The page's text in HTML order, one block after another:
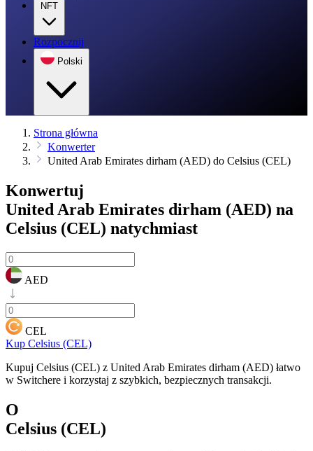
NFT
Rozpocznij
Polski
Strona główna
Konwerter
United Arab Emirates dirham (AED) do Celsius (CEL)
Konwertuj
United Arab Emirates dirham (AED) na
Celsius (CEL) natychmiast
AED
CEL
Kup Celsius (CEL)
Kupuj Celsius (CEL) z United Arab Emirates dirham (AED) łatwo
w Switchere i korzystaj z szybkich, bezpiecznych transakcji.
O
Celsius (CEL)